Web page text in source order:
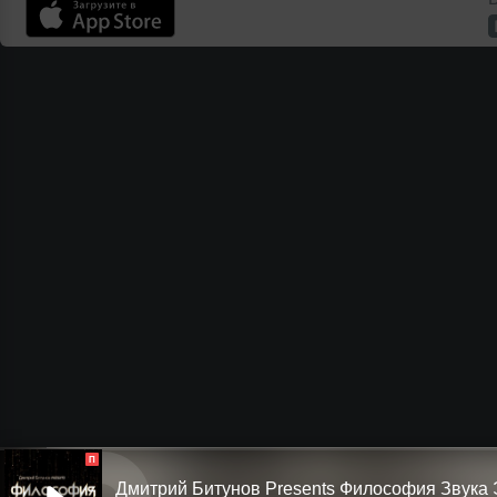
П
Дмитрий Битунов Presents Филоcофия Звука